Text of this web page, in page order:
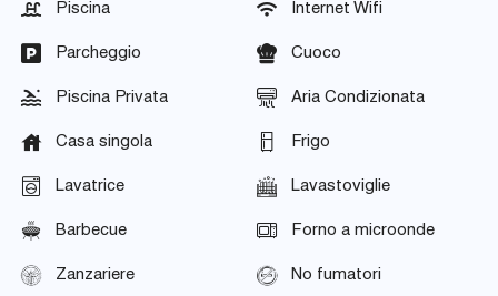
Piscina Internet Wifi
Parcheggio Cuoco
Piscina Privata Aria Condizionata
Casa singola Frigo
Lavatrice Lavastoviglie
Barbecue Forno a microonde
Zanzariere No fumatori